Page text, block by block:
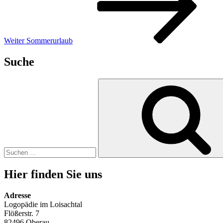
Weiter Sommerurlaub
Suche
Hier finden Sie uns
Adresse
Logopädie im Loisachtal
Flößerstr. 7